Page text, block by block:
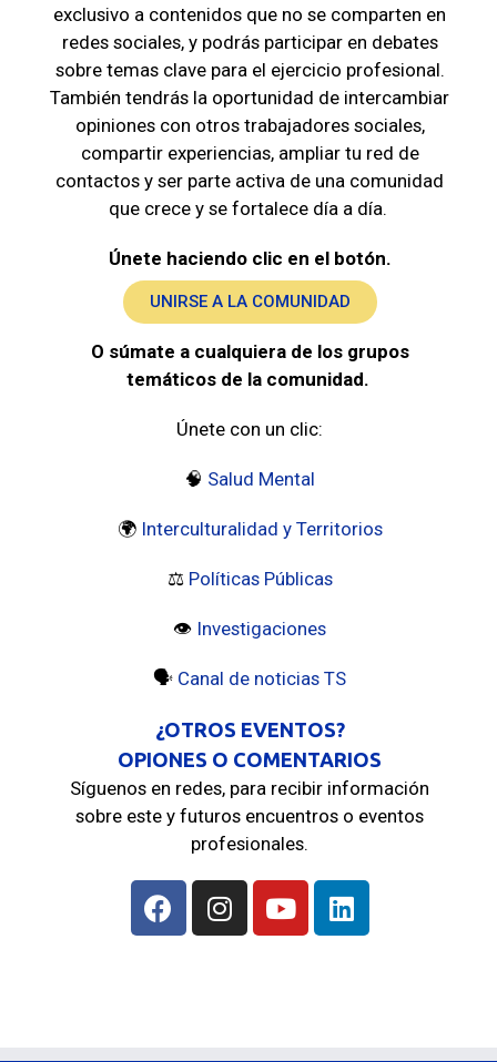
exclusivo a contenidos que no se comparten en
redes sociales, y podrás participar en debates
sobre temas clave para el ejercicio profesional.
También tendrás la oportunidad de intercambiar
opiniones con otros trabajadores sociales,
compartir experiencias, ampliar tu red de
contactos y ser parte activa de una comunidad
que crece y se fortalece día a día.
Únete haciendo clic en el botón.
UNIRSE A LA COMUNIDAD
O súmate a cualquiera de los grupos
temáticos de la comunidad.
Únete con un clic:
🧠 Salud Mental
🌍 Interculturalidad y Territorios
⚖️ Políticas Públicas
👁️️ Investigaciones
🗣️ Canal de noticias TS
¿OTROS EVENTOS?
OPIONES O COMENTARIOS
Síguenos en redes, para recibir información
sobre este y futuros encuentros o eventos
profesionales.